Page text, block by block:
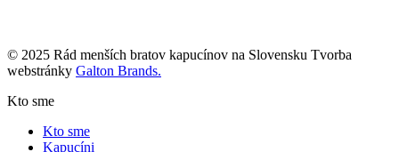
© 2025 Rád menších bratov kapucínov na Slovensku Tvorba
webstránky Galton Brands.
Kto sme
Kto sme
Kapucíni